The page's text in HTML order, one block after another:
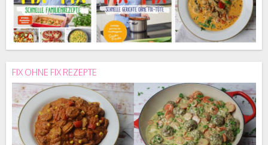
FIX OHNE FIX REZEPTE